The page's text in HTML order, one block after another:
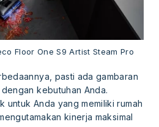
Floor One S9 Artist Steam Pro
pasti ada gambaran
kebutuhan Anda.
untuk Anda yang memiliki rumah
kinerja maksimal